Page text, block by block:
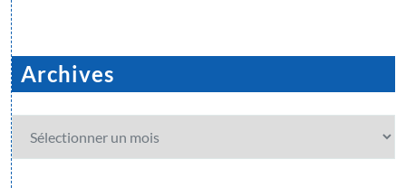
Archives
Archives